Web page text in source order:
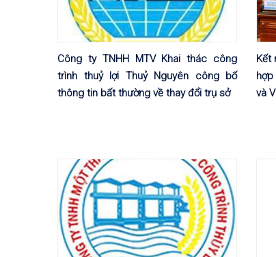
Công ty TNHH MTV Khai thác công
trình thuỷ lợi Thuỷ Nguyên công bố
thông tin bất thường về thay đổi trụ sở
Kết
và